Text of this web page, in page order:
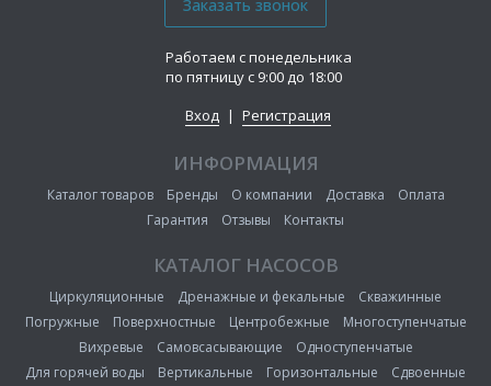
Работаем с понедельника
по пятницу с 9:00 до 18:00
Вход | Регистрация
ИНФОРМАЦИЯ
Каталог товаров Бренды О компании Доставка
Оплата
Гарантия
Отзывы Контакты
КАТАЛОГ НАСОСОВ
Циркуляционные Дренажные и фекальные
Скважинные
Погружные
Поверхностные Центробежные
Многоступенчатые
Вихревые
Самовсасывающие
Одноступенчатые
Для горячей воды
Вертикальные Горизонтальные Сдвоенные